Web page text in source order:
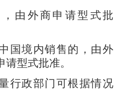
由外商申请型式批
国境内销售的，由外
型式批准。
行政部门可根据情况